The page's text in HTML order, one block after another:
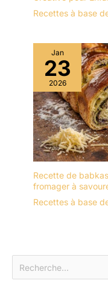
Recettes à base
Jan
23
2026
Recette de
fromager à
Recettes à base